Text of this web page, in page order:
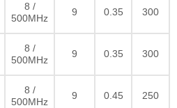
8 /
500MHz
9 0.35 300
8 /
500MHz
9 0.35 300
8 /
500MHz
9 0.45 250